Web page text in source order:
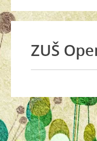
ZUŠ